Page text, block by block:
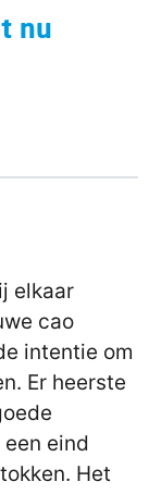
nu
elkaar
cao
intentie om
Er heerste
eind
Het